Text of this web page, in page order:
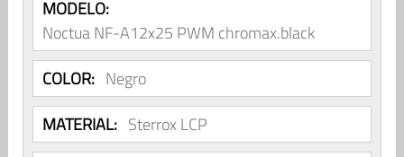
MODELO:
Noctua NF-A12x25 PWM chromax.black
COLOR: Negro
MATERIAL: Sterrox LCP